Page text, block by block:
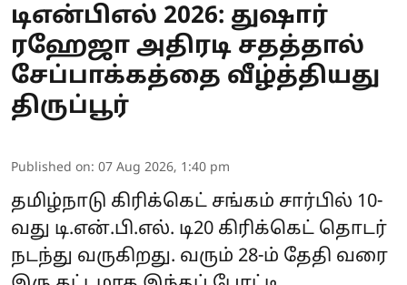
டிஎன்பிஎல் 2026: துஷார்
ரஹேஜா அதிரடி சதத்தால்
சேப்பாக்கத்தை வீழ்த்தியது
திருப்பூர்
Published on: 07 Aug 2026, 1:40 pm
தமிழ்நாடு கிரிக்கெட் சங்கம் சார்பில் 10-
வது டி.என்.பி.எல். டி20 கிரிக்கெட் தொடர்
நடந்து வருகிறது. வரும் 28-ம் தேதி வரை